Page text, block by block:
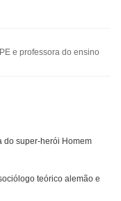
procuro
e professora do ensino
do super-herói Homem
teórico alemão e